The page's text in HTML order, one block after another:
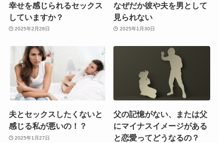
幸せを感じられるセックス
していますか？
2025年2月28日
なぜだか彼や夫を男として
見られない
2025年1月30日
夫とセックスしたくないと
感じる私が悪いの！？
2025年1月27日
父の記憶がない、または父
にマイナスイメージがある
と恋愛ってどうなるの？